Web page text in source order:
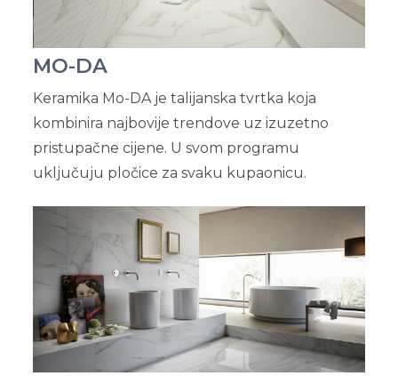
MO-DA
Keramika Mo-DA je talijanska tvrtka koja
kombinira najbovije trendove uz izuzetno
pristupačne cijene. U svom programu
uključuju pločice za svaku kupaonicu.